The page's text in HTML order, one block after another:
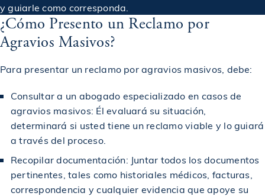
$1,250,000 Otorgado en un accidente de motocicleta
$1,250,000 Otorgado en un accidente de coche
$1,275,000 Acuerdo en caso de accidente de peatón
$1,350,000 Acuerdo en caso de accidente de peatón
$1,375,000 Premiado en un accidente de bicicleta
y guiarle como corresponda.
¿Cómo Presento un Reclamo por
Agravios Masivos?
Para presentar un reclamo por agravios masivos, debe:
Consultar a un abogado especializado en casos de
agravios masivos: Él evaluará su situación,
determinará si usted tiene un reclamo viable y lo guiará
a través del proceso.
Recopilar documentación: Juntar todos los documentos
pertinentes, tales como historiales médicos, facturas,
correspondencia y cualquier evidencia que apoye su